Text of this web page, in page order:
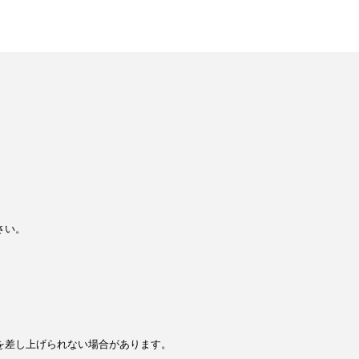
。
し上げられない場合があります。